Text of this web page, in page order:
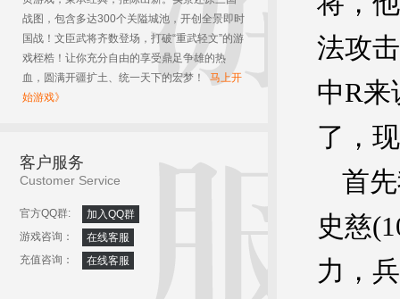
战图，包含多达300个关隘城池，开创全景即时
国战！文臣武将齐数登场，打破“重武轻文”的游
戏桎梏！让你充分自由的享受鼎足争雄的热
血，圆满开疆扩土、统一天下的宏梦！ 马上开
始游戏》
客户服务
Customer Service
官方QQ群:
加入QQ群
游戏咨询：
在线客服
充值咨询：
在线客服
法攻
中R来
了，
首
史慈
力，